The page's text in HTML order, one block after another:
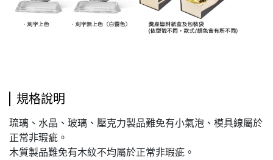
規格說明
琉璃、水晶、玻璃、壓克力製品難免有小氣泡、模具線屬於
正常非瑕疵。
木質製品難免有木紋不均屬於正常非瑕疵。